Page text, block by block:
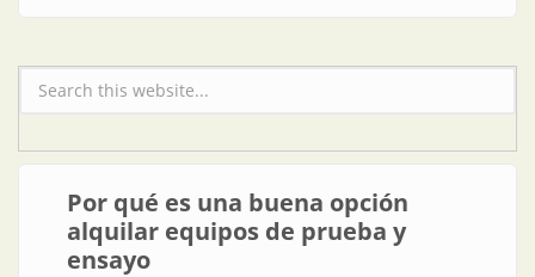
Formulario de búsqueda
Por qué es una buena opción
alquilar equipos de prueba y
ensayo